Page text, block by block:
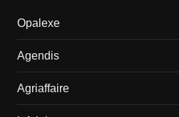
Opalexe
Agendis
Agriaffaire